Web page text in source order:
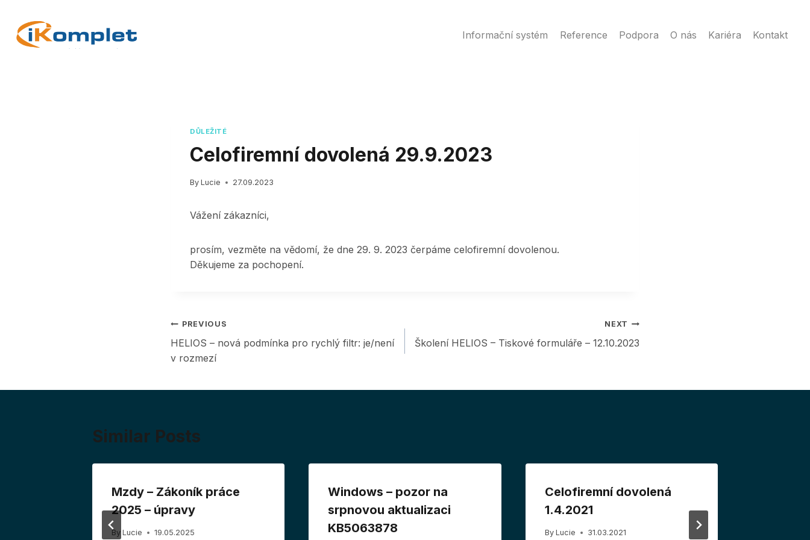
content
Informační systém Reference Podpora O nás Kariéra Kontakt
DŮLEŽITÉ
Celofiremní dovolená 29.9.2023
By Lucie 27.09.2023
Vážení zákazníci,
prosím, vezměte na vědomí, že dne 29. 9. 2023 čerpáme celofiremní dovolenou.
Děkujeme za pochopení.
Post
navigation
PREVIOUS
HELIOS – nová podmínka pro rychlý filtr: je/není
v rozmezí
NEXT
Školení HELIOS – Tiskové formuláře – 12.10.2023
Similar Posts
Mzdy – Zákoník práce
2025 – úpravy
By Lucie 19.05.2025
Windows – pozor na
srpnovou aktualizaci
KB5063878
Celofiremní dovolená
1.4.2021
By Lucie 31.03.2021